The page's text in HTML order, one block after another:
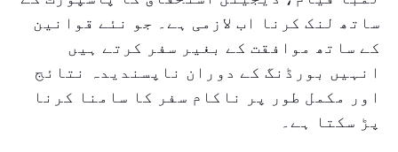
ساتھ لنک کرنا اب لازمی ہے۔ جو نئے قوانین
کے ساتھ موافقت کے بغیر سفر کرتے ہیں
انہیں بورڈنگ کے دوران ناپسندیدہ نتائج
اور مکمل طور پر ناکام سفر کا سامنا کرنا
پڑ سکتا ہے۔